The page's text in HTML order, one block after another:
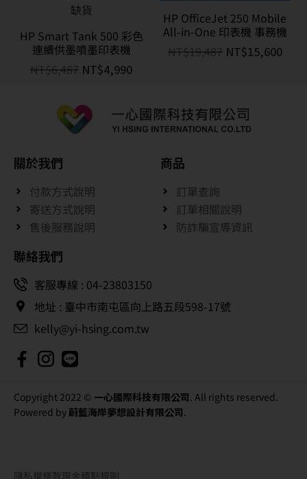
缺貨
HP Smart Tank 500 彩色
連續供墨噴墨印表機
NT$6,487 NT$4,990
HP OfficeJet 250 Mobile
All-in-One 印表機 事務機
NT$ 19,487 NT$15,600
關於我們
付款方式說明
寄送方式說明
售後服務說明
商品
訂單查詢
訂單相關說明
防詐騙宣導資訊
聯絡我們
客服專線 : 04-23803150
地址 : 臺中市南屯區向上路五段598-17號
kelly@yi-hsing.com.tw
Copyright 2022 © 一心國際科技有限公司. All rights reserved.
Powered by 蔚藍海岸夢想設計有限公司.
隱私權條款現金積點規則